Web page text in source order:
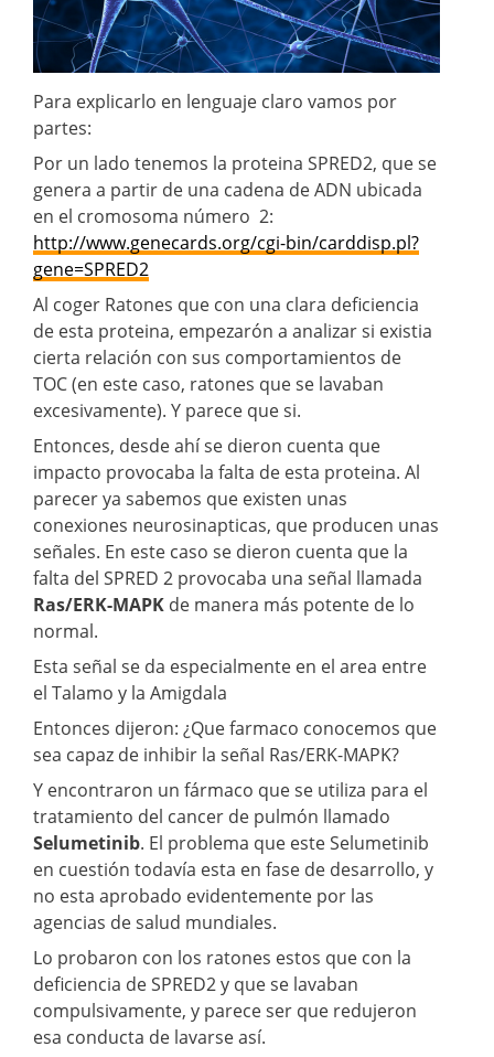
Para explicarlo en lenguaje claro vamos por
partes:
Por un lado tenemos la proteina SPRED2, que se
genera a partir de una cadena de ADN ubicada
en el cromosoma número 2:
http://www.genecards.org/cgi-bin/carddisp.pl?
gene=SPRED2
Al coger Ratones que con una clara deficiencia
de esta proteina, empezarón a analizar si existia
cierta relación con sus comportamientos de
TOC (en este caso, ratones que se lavaban
excesivamente). Y parece que si.
Entonces, desde ahí se dieron cuenta que
impacto provocaba la falta de esta proteina. Al
parecer ya sabemos que existen unas
conexiones neurosinapticas, que producen unas
señales. En este caso se dieron cuenta que la
falta del SPRED 2 provocaba una señal llamada
Ras/ERK-MAPK de manera más potente de lo
normal.
Esta señal se da especialmente en el area entre
el Talamo y la Amigdala
Entonces dijeron: ¿Que farmaco conocemos que
sea capaz de inhibir la señal Ras/ERK-MAPK?
Y encontraron un fármaco que se utiliza para el
tratamiento del cancer de pulmón llamado
Selumetinib. El problema que este Selumetinib
en cuestión todavía esta en fase de desarrollo, y
no esta aprobado evidentemente por las
agencias de salud mundiales.
Lo probaron con los ratones estos que con la
deficiencia de SPRED2 y que se lavaban
compulsivamente, y parece ser que redujeron
esa conducta de lavarse así.